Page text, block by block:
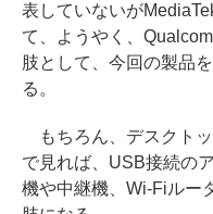
表していないが
て、ようやく、
肢として、今回の製品
る。
もちろん、デスクト
で見れば、USB接続の
機や中継機、Wi-Fiルー